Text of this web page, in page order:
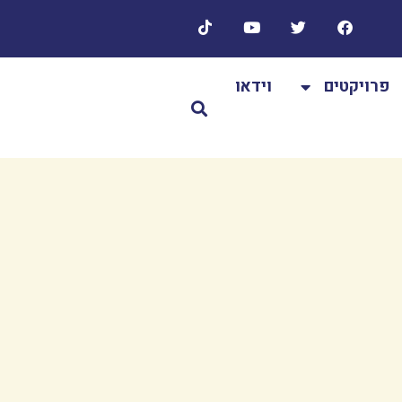
פרויקטים וידאו